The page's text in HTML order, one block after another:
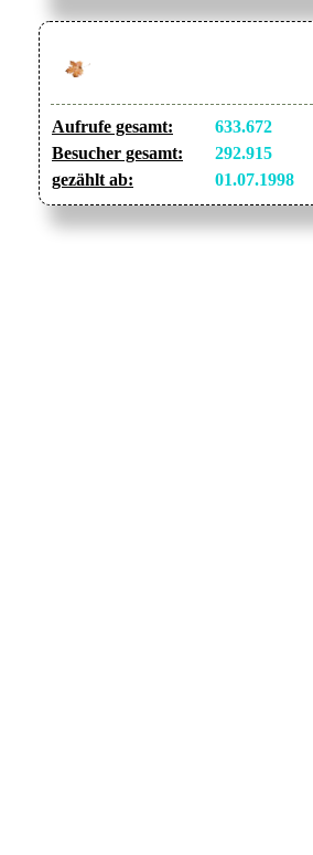
Aufrufe gesamt:
633.672
Besucher gesamt:
292.915
gezählt ab:
01.07.1998